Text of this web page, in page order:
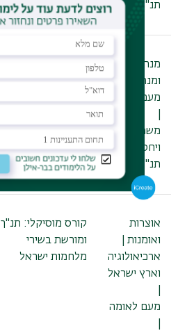
תנ"ך
מנהיגים
ומנהיגות |
מעם לאומה
משפחה
ויחסים |
תנ"ך
סדנה: שמואל א –
מלכות שאול
אוצרות
ואומנות |
ארכיאולוגיה
וארץ ישראל
מעם לאומה
קורס מוסיקלי: תנ"ך
ומורשת בשירי
מלחמות ישראל